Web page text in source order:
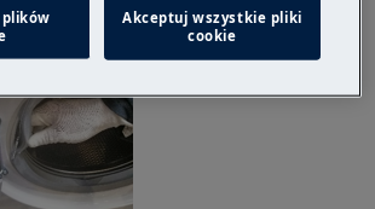
Akceptuj wszystkie pliki
cookie